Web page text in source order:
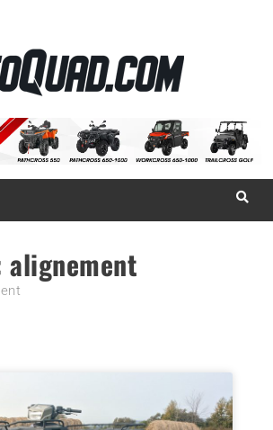
InfoQuad.com
alignement